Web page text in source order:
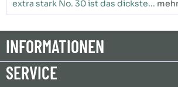
extra stark No. 30 ist das dickste...
INFORMATIONEN
SERVICE